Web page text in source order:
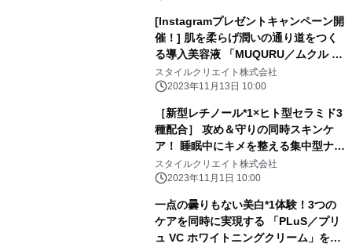
[Instagramプレゼントキャンペーン開
催！] 肌を柔らげ潤いの通り道をつく
る導入美容液 「MUQURU／ムクル オ
イルインエッセンス」 肌に棲む「常在
菌(美肌菌)」の栄養となるアミノ酸、
酵母、 酵素、ハチミツを配合し、キメ
の整った透明感(*1)のある 無垢な素肌
へ導きます
スタイルクリエイト株式会社
2023年11月13日 10:00
［新型レチノール*1×ヒト型セラミド3
種配合］ 攻め＆守りの同時スキンケ
ア！ 睡眠中にキメを整える集中型ナイ
トクリーム 「プリュ セラミドレチノ
ナイトクリーム」11月1日より発売
スタイルクリエイト株式会社
2023年11月1日 10:00
一点の曇りもない美白*1体験！3つの
ケアを同時に実現する 「PLuS／プリ
ュ VC ホワイトニングクリーム」を9